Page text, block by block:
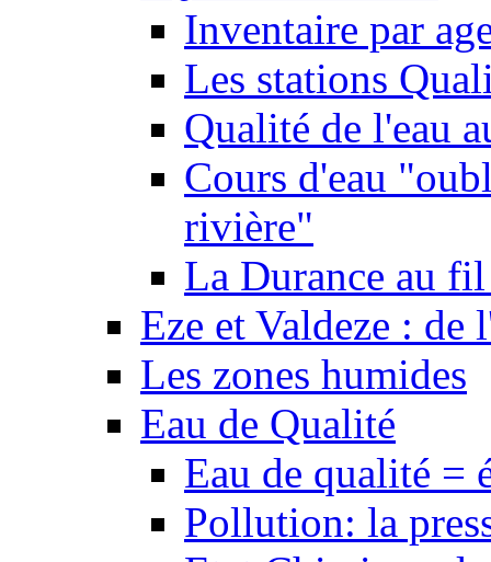
Inventaire par
Les stations
Qualité de l'eau
Cours d'eau
rivière"
La Durance au
Eze et Valdeze : de
Les zones humides
Eau de Qualité
Eau de qualité =
Pollution: la